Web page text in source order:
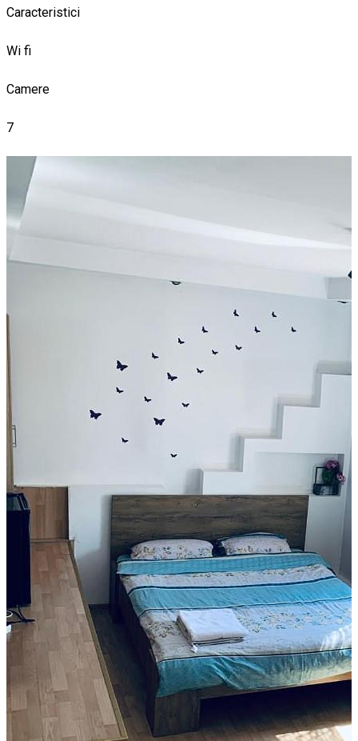
Caracteristici
Wi fi
Camere
7